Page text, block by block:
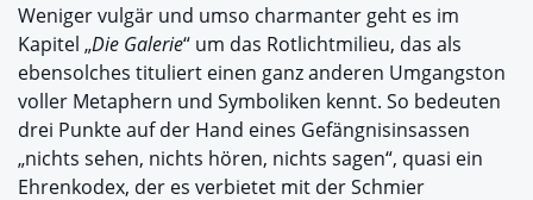
Weniger vulgär und umso charmanter geht es im
Kapitel „Die Galerie“ um das Rotlichtmilieu, das als
ebensolches tituliert einen ganz anderen Umgangston
voller Metaphern und Symboliken kennt. So bedeuten
drei Punkte auf der Hand eines Gefängnisinsassen
„nichts sehen, nichts hören, nichts sagen“, quasi ein
Ehrenkodex, der es verbietet mit der Schmier